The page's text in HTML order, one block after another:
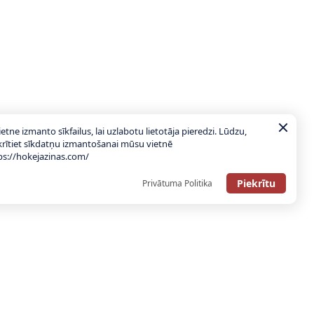
izmanto sīkfailus, lai uzlabotu lietotāja pieredzi. Lūdzu,
sīkdatņu izmantošanai mūsu vietnē
hokejazinas.com/
Privātuma Politika Piekrītu